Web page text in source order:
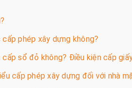
phép xây dựng không?
sổ đỏ không? Điều kiện cấp
cấp phép xây dựng đối với nhà